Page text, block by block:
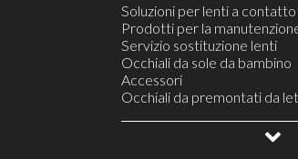
Soluzioni per lenti a contatto
Prodotti per la
Servizio sostituzione lenti
Occhiali da sole da bambino
Accessori
Occhiali da premontati da
Montature da vista unisex
Lenti per il controllo della